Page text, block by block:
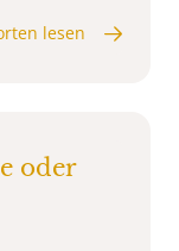
lesen
oder